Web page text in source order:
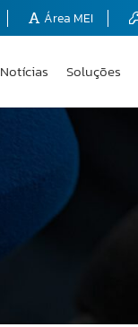
Área MEI
Notícias Soluções